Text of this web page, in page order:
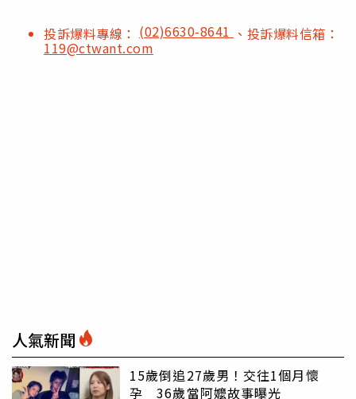
投訴爆料專線： (02)6630-8641 、投訴爆料信箱：
119@ctwant.com
人氣新聞
15歲倒追27歲男！交往1個月懷
孕 36歲當阿嬤故事曝光